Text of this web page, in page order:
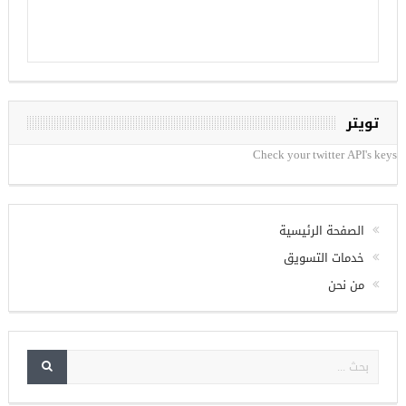
تويتر
Check your twitter API's keys
الصفحة الرئيسية
خدمات التسويق
من نحن